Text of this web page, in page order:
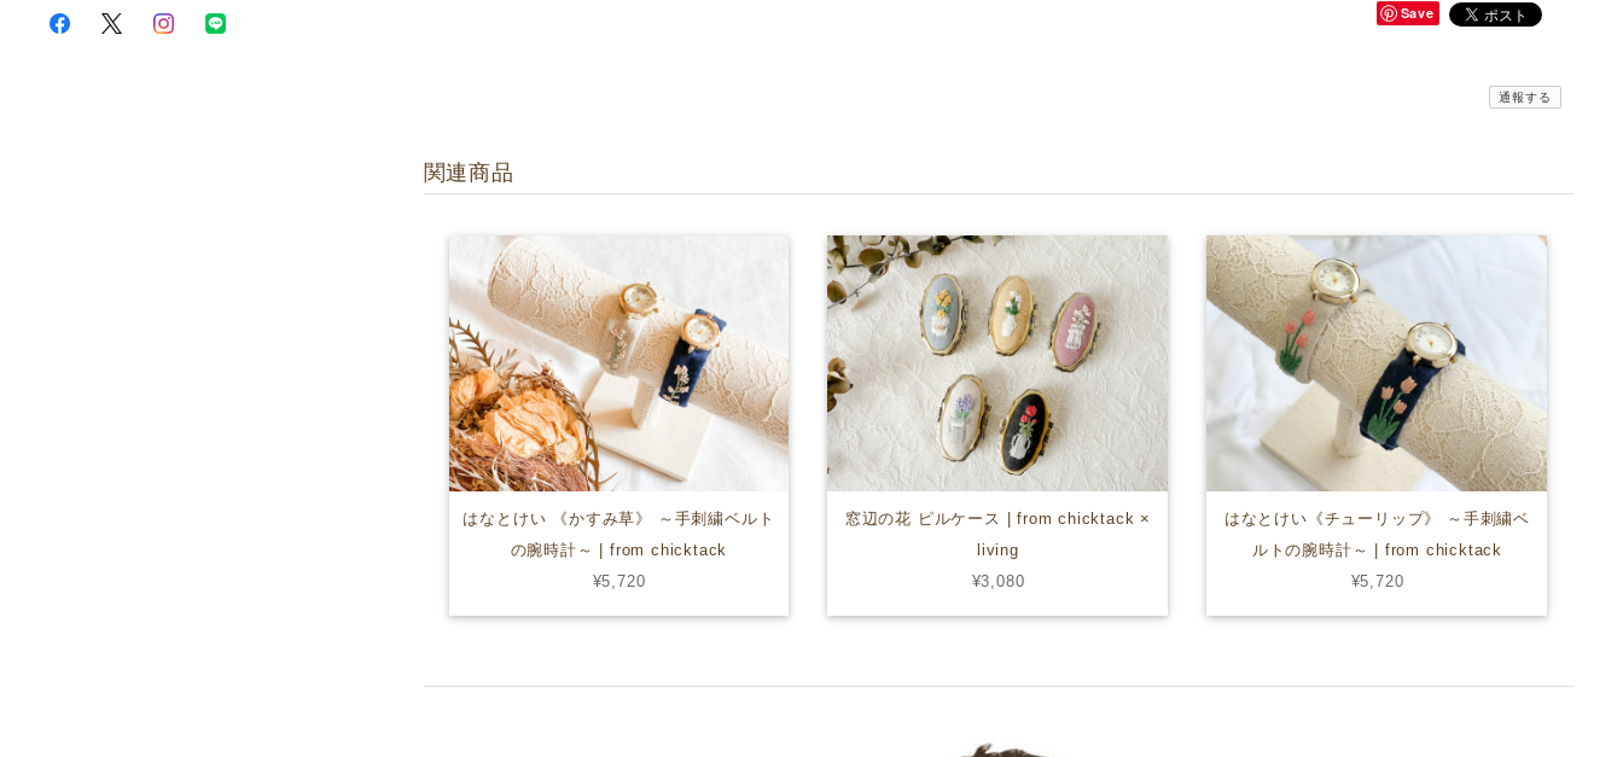
Save
通報する
関連商品
はなとけい 《かすみ草》 ～手刺繍ベルト
の腕時計～ | from chicktack
¥5,720
窓辺の花 ピルケース | from chicktack ×
living
¥3,080
はなとけい《チューリップ》 ～手刺繍ベ
ルトの腕時計～ | from chicktack
¥5,720